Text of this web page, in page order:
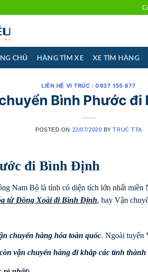
CHỦ HÀNG TÌM XE XE TÌM HÀNG
LIÊN HỆ VI TRÚC : 0937 155 877
Bình Phước đi
POSTED ON 22/07/2020 BYTRUC TTA
đi Bình Định
Nam Bộ là tỉnh có diện tích lớn nhất miền
từ Đồng Xoài đi Bình Định, hay Vận
chuyển hàng hóa toàn quốc. Ngoài tuyến
vận chuyển hàng đi khắp các tỉnh